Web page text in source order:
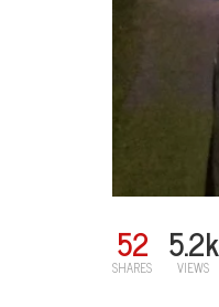
52
SHARES 5.2k
VIEWS